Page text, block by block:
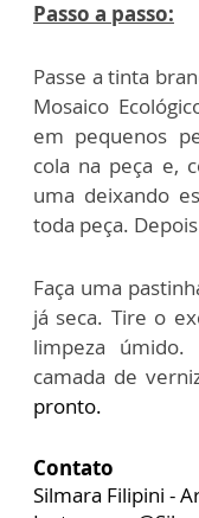
Passo a passo:
Passe a tinta
Mosaico
em pequenos
cola na peça e,
uma deixando
toda peça. D
Faça uma
já seca. Tire o
limpeza
camada de
pronto.
Contato
Silmara Filipini -